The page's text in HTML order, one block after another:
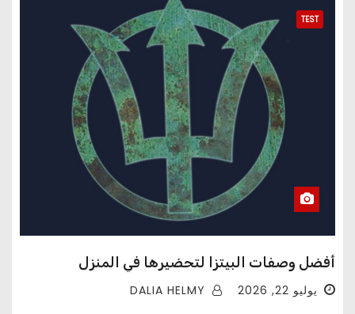
TEST
أفضل وصفات البيتزا لتحضيرها في المنزل
يوليو 22, 2026